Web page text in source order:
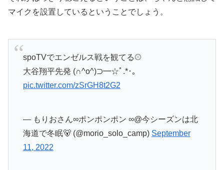
マイクを設置しているということでしょう。
spoTVでエンゼルス戦を観てる⚾️
大谷翔平先発 (∩^o^)⊃━☆ﾟ.*･｡
pic.twitter.com/zSrGH8t2G2
— もりおさん∞ポンポンポン ∞@今シーズンは北
海道で冬眠🐻 (@morio_solo_camp) September
11, 2022